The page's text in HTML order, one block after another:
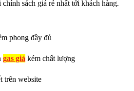
chính sách giá rẻ nhất tới khách hàng.
phong đầy đủ
gas giả kém chất lượng
trên website